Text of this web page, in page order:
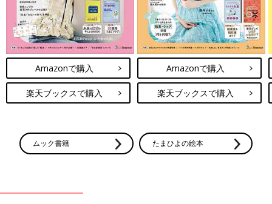
Amazonで購入
楽天ブックスで購入
Amazonで購入
楽天ブックスで購入
ムック書籍 たまひよの絵本